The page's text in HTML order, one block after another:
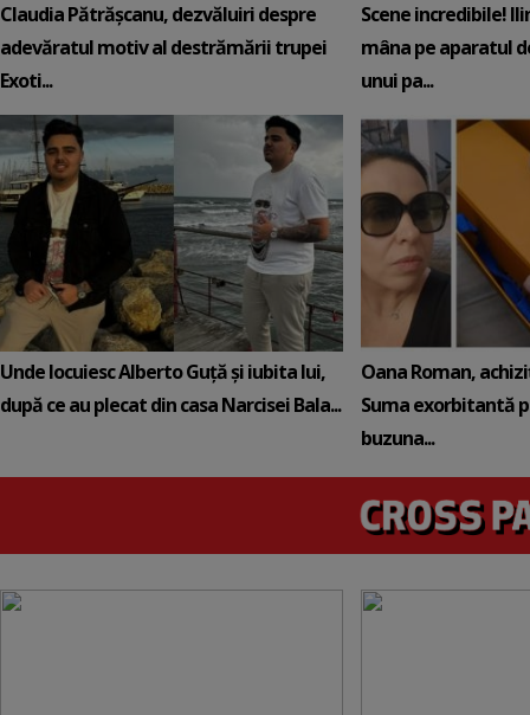
Claudia Pătrășcanu, dezvăluiri despre
adevăratul motiv al destrămării trupei
Exoti...
Scene incredibile!
mâna pe aparatul
unui pa...
Unde locuiesc Alberto Guță și iubita lui,
după ce au plecat din casa Narcisei Bala...
Oana Roman,
Suma exorbitantă
buzuna...